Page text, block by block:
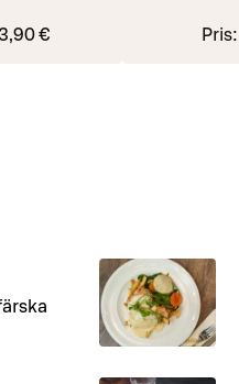
€ Pris: